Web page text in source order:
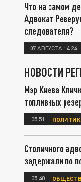
Что на самом
Адвокат
следователя?
07 АВГУСТА 14:24
НОВОСТИ
Мэр Киева
топливных
05:51
Столичного
задержали по
05:40